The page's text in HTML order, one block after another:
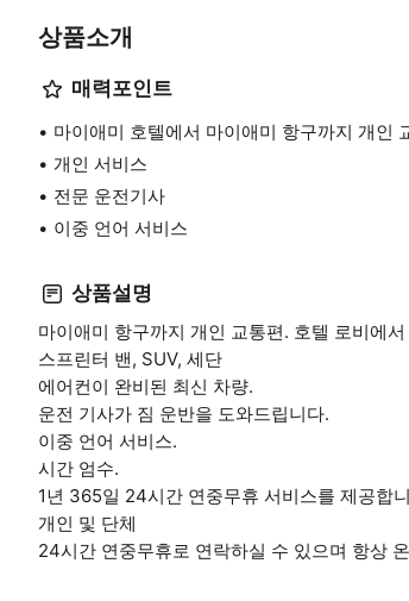
상품소개
매력포인트
마이애미 호텔에서 마이애미 항구까지 개인
개인 서비스
전문 운전기사
이중 언어 서비스
상품설명
마이애미 항구까지 개인 교통편. 호텔 로비에
스프린터 밴, SUV, 세단
에어컨이 완비된 최신 차량.
운전 기사가 짐 운반을 도와드립니다.
이중 언어 서비스.
시간 엄수.
1년 365일 24시간 연중무휴 서비스를 제공합
개인 및 단체
24시간 연중무휴로 연락하실 수 있으며 항상